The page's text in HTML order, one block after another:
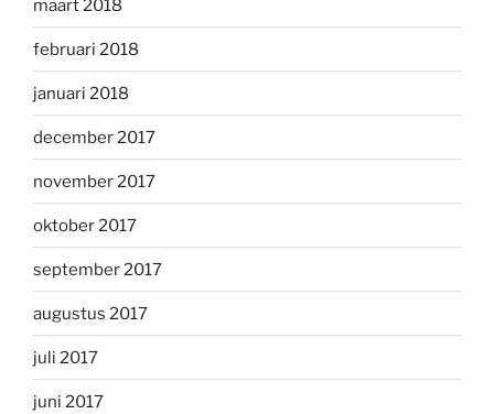
maart 2018
februari 2018
januari 2018
december 2017
november 2017
oktober 2017
september 2017
augustus 2017
juli 2017
juni 2017